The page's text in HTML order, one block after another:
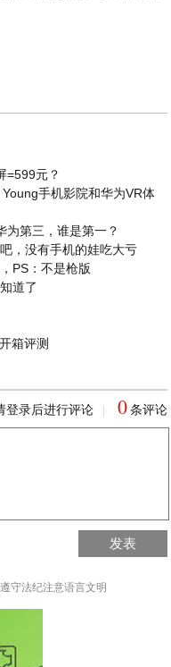
=599元？
手机影院和华为VR体
为第三，谁是第一？
，没有手机的娃吃大亏
PS：不是枪版
道了
箱评测
登录后进行评论 0 条评论
发表
守法纪注意语言文明